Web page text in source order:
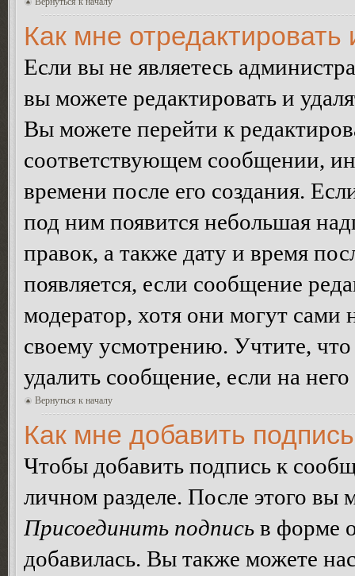
Как мне
Если вы не являетесь
вы можете редактировать и
Вы можете перейти к
соответствующем сообщении,
времени после его создания.
под ним появится небольшая
правок, а также дату и время
появляется, если сообщение
модератор, хотя они могут сами
своему усмотрению. Учтите,
удалить сообщение, если на
Вернуться к началу
Как мне добавить
Чтобы добавить подпись к
личном разделе. После этого
Присоединить подпись в форме
добавилась. Вы также можете